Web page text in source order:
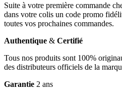
Suite à votre première commande
dans votre colis un code promo
toutes vos prochaines commandes.
Authentique & Certifié
Tous nos produits sont 100%
des distributeurs officiels de la
Garantie 2 ans